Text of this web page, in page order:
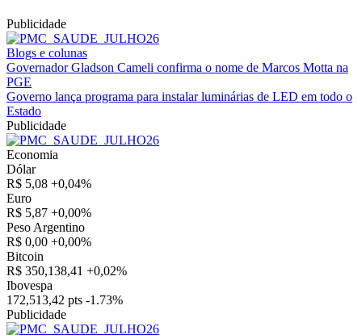
Publicidade
Blogs e colunas
Governador Gladson Cameli confirma o nome de Marcos Motta na
PGE
Governo lança programa para instalar luminárias de LED em todo o
Estado
Publicidade
Economia
Dólar
R$ 5,08 +0,04%
Euro
R$ 5,87 +0,00%
Peso Argentino
R$ 0,00 +0,00%
Bitcoin
R$ 350,138,41 +0,02%
Ibovespa
172,513,42 pts -1.73%
Publicidade